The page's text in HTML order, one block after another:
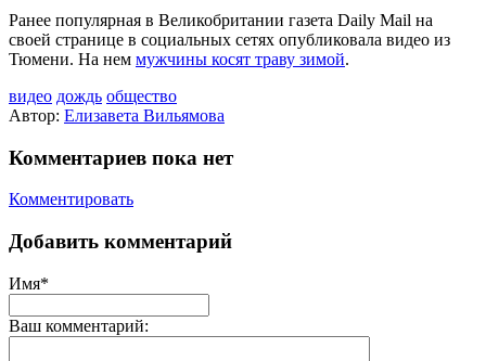
Ранее популярная в Великобритании газета Daily Mail на
своей странице в социальных сетях опубликовала видео из
Тюмени. На нем мужчины косят траву зимой.
видео дождь общество
Автор: Елизавета Вильямова
Комментариев пока нет
Комментировать
Добавить комментарий
Имя*
Ваш комментарий: